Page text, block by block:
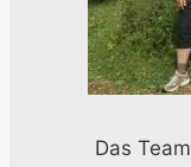
Das Team